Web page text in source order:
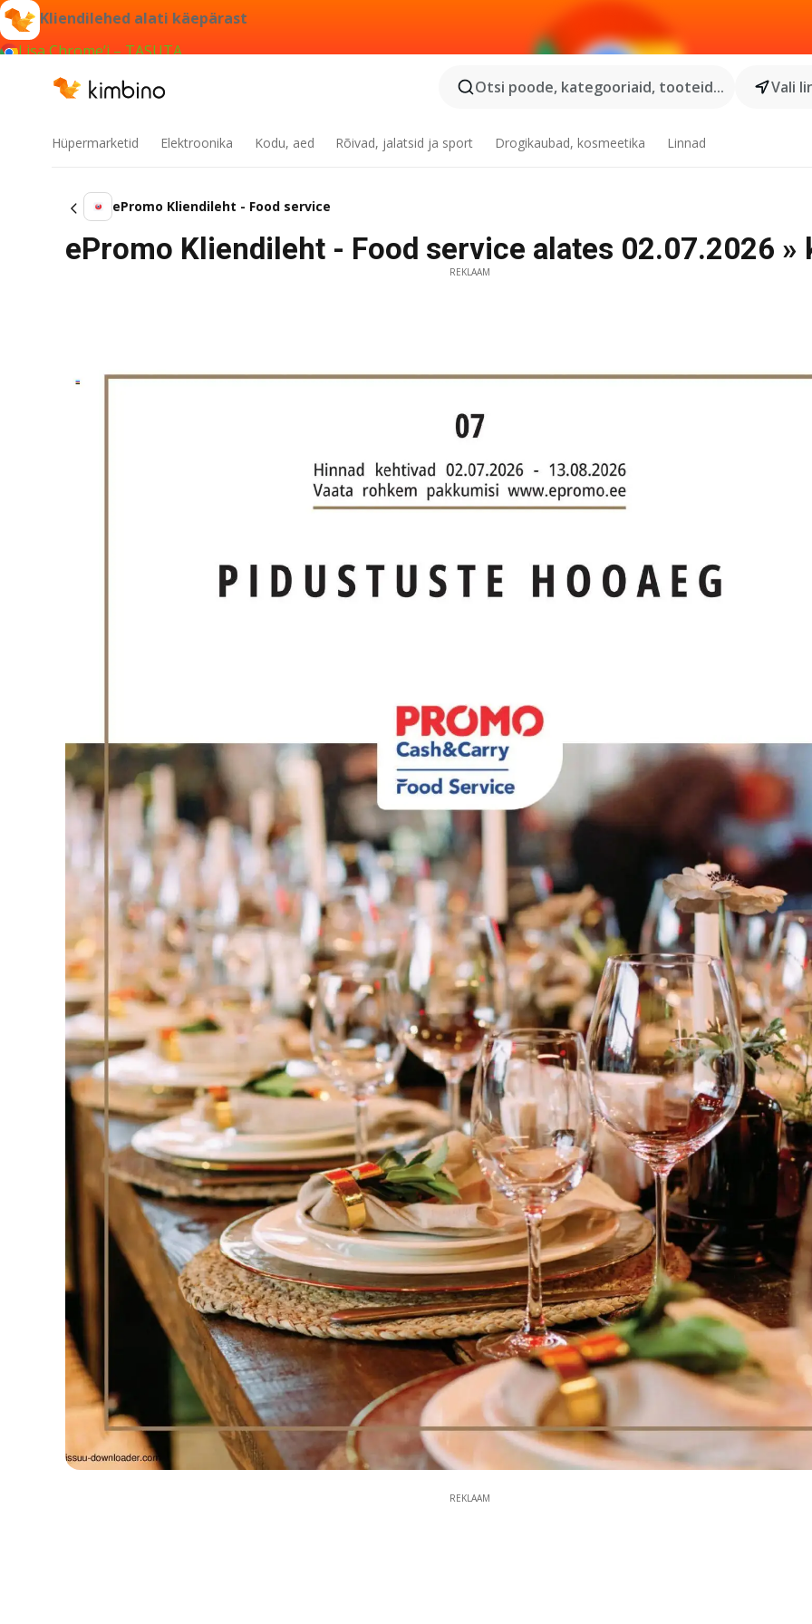
Kliendilehed alati käepärast
Lisa Chrome’i – TASUTA
Otsi poode, kategooriaid, tooteid...
Vali
Hüpermarketid Elektroonika Kodu, aed Rõivad, jalatsid ja sport Drogikaubad, kosmeetika Linnad
ePromo Kliendileht - Food service
ePromo Kliendileht - Food service alates 02.07.2026
REKLAAM
REKLAAM